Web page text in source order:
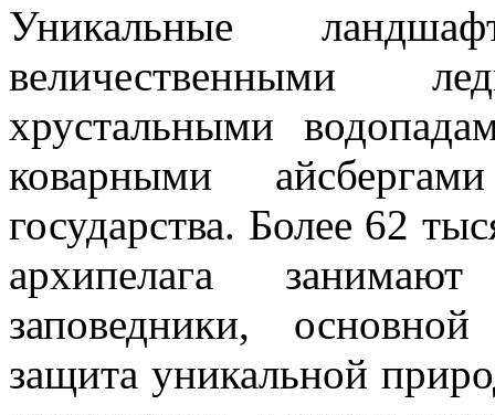
Уникальные
величественными
хрустальными
коварными
государства. Более 62
архипелага
заповедники,
защита уникальной